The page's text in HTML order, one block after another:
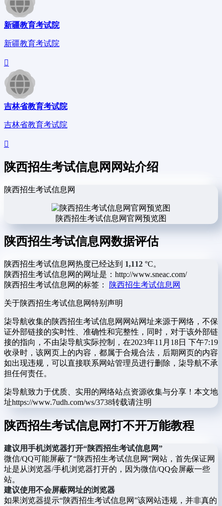
新疆教育考试院
新疆教育考试院
吉林省教育考试院
吉林省教育考试院
陕西招生考试信息网网站介绍
陕西招生考试信息网
陕西招生考试信息网官网预览图
陕西招生考试信息网数据评估
陕西招生考试信息网热度已经达到 1,112 °C。
陕西招生考试信息网的网址是：http://www.sneac.com/
陕西招生考试信息网的标签：
陕西招生考试信息网
关于陕西招生考试信息网特别声明
柒导航收集的陕西招生考试信息网网站网址来源于网络，不保
证外部链接的实时性、准确性和完整性，同时，对于该外部链
接的指向，不由柒导航实际控制，在2023年11月18日 下午7:19
收录时，该网页上的内容，都属于合规合法，后期网页的内容
如出现违规，可以直接联系网站管理员进行删除，柒导航不承
担任何责任。
柒导航致力于优质、实用的网络站点资源收集与分享！ 本文地
址https://www.7udh.com/ws/3738转载请注明
陕西招生考试信息网打不开万能教程
建议用手机浏览器打开“陕西招生考试信息网”
微信/QQ可能屏蔽了“陕西招生考试信息网”网站，首先保证网
址是从浏览器/手机浏览器打开的，因为微信/QQ会屏蔽一些
站。
建议使用不会屏蔽网址的浏览器
如果浏览器提示“陕西招生考试信息网”该网站违规，并非真的